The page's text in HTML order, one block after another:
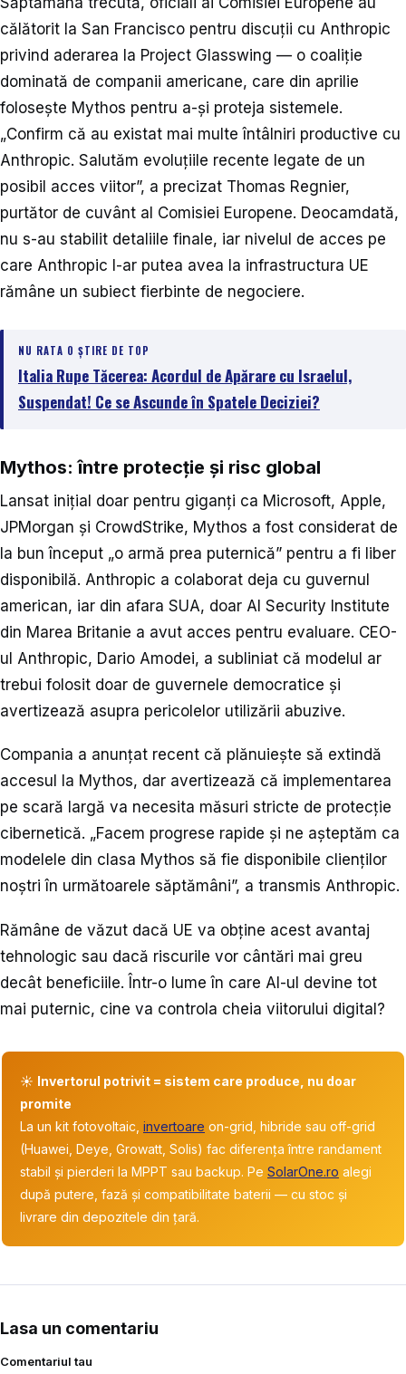
călătorit la San Francisco pentru discuții cu Anthropic
privind aderarea la Project Glasswing — o coaliție
dominată de companii americane, care din aprilie
folosește Mythos pentru a-și proteja sistemele.
„Confirm că au existat mai multe întâlniri productive cu
Anthropic. Salutăm evoluțiile recente legate de un
posibil acces viitor”, a precizat Thomas Regnier,
purtător de cuvânt al Comisiei Europene. Deocamdată,
nu s-au stabilit detaliile finale, iar nivelul de acces pe
care Anthropic l-ar putea avea la infrastructura UE
rămâne un subiect fierbinte de negociere.
NU RATA O ȘTIRE DE TOP
Italia Rupe Tăcerea: Acordul de Apărare cu Israelul,
Suspendat! Ce se Ascunde în Spatele Deciziei?
Mythos: între protecție și risc global
Lansat inițial doar pentru giganți ca Microsoft, Apple,
JPMorgan și CrowdStrike, Mythos a fost considerat de
la bun început „o armă prea puternică” pentru a fi liber
disponibilă. Anthropic a colaborat deja cu guvernul
american, iar din afara SUA, doar AI Security Institute
din Marea Britanie a avut acces pentru evaluare. CEO-
ul Anthropic, Dario Amodei, a subliniat că modelul ar
trebui folosit doar de guvernele democratice și
avertizează asupra pericolelor utilizării abuzive.
Compania a anunțat recent că plănuiește să extindă
accesul la Mythos, dar avertizează că implementarea
pe scară largă va necesita măsuri stricte de protecție
cibernetică. „Facem progrese rapide și ne așteptăm ca
modelele din clasa Mythos să fie disponibile clienților
noștri în următoarele săptămâni”, a transmis Anthropic.
Rămâne de văzut dacă UE va obține acest avantaj
tehnologic sau dacă riscurile vor cântări mai greu
decât beneficiile. Într-o lume în care AI-ul devine tot
mai puternic, cine va controla cheia viitorului digital?
☀️ Invertorul potrivit = sistem care produce, nu doar
promite
La un kit fotovoltaic, invertoare on-grid, hibride sau off-grid
(Huawei, Deye, Growatt, Solis) fac diferența între randament
stabil și pierderi la MPPT sau backup. Pe SolarOne.ro alegi
după putere, fază și compatibilitate baterii — cu stoc și
livrare din depozitele din țară.
Lasa un comentariu
Comentariul tau